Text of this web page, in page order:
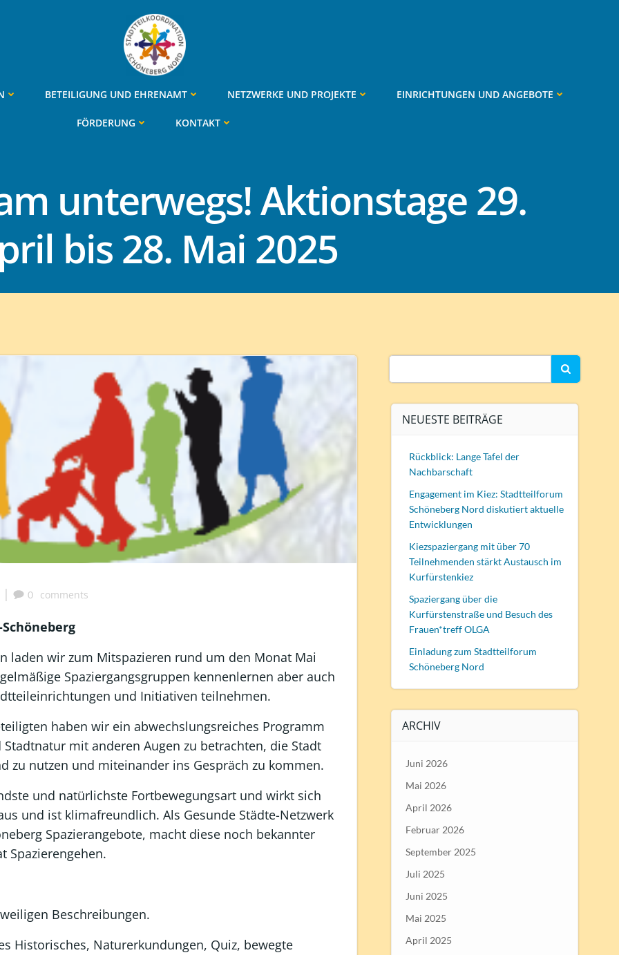
BETEILIGUNG UND EHRENAMT NETZWERKE UND PROJEKTE EINRICHTUNGEN UND ANGEBOTE
FÖRDERUNG KONTAKT
unterwegs! Aktionstage 29.
bis 28. Mai 2025
| 0 comments
laden wir zum Mitspazieren rund um den Monat Mai
Spaziergangsgruppen kennenlernen aber auch
und Initiativen teilnehmen.
haben wir ein abwechslungsreiches Programm
mit anderen Augen zu betrachten, die Stadt
zu nutzen und miteinander ins Gespräch zu kommen.
und natürlichste Fortbewegungsart und wirkt sich
und ist klimafreundlich. Als Gesunde Städte-Netzwerk
Spazierangebote, macht diese noch bekannter
Spazierengehen.
Beschreibungen.
Historisches, Naturerkundungen, Quiz, bewegte
for:
NEUESTE BEITRÄGE
Rückblick: Lange Tafel der
Nachbarschaft
Engagement im Kiez: Stadtteilforum
Schöneberg Nord diskutiert aktuelle
Entwicklungen
Kiezspaziergang mit über 70
Teilnehmenden stärkt Austausch im
Kurfürstenkiez
Spaziergang über die
Kurfürstenstraße und Besuch des
Frauen*treff OLGA
Einladung zum Stadtteilforum
Schöneberg Nord
ARCHIV
Juni 2026
Mai 2026
April 2026
Februar 2026
September 2025
Juli 2025
Juni 2025
Mai 2025
April 2025